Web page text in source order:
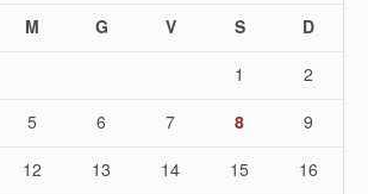
M G V S
D
1
2
5 6 7 8
9
12 13 14 15
16